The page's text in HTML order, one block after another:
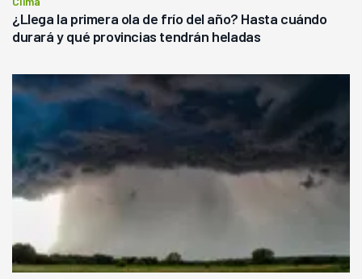
¿Llega la primera ola de frío del año? Hasta cuándo
durará y qué provincias tendrán heladas